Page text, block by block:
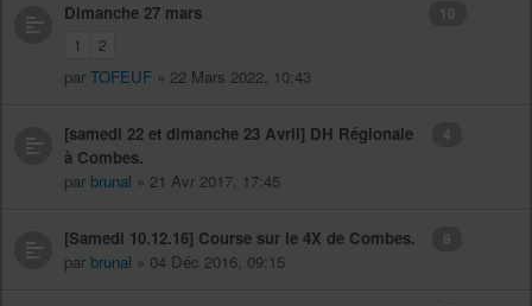
Dimanche 27 mars
1 2
par TOFEUF » 22 Mars 2022, 10:43
10
[samedi 22 et dimanche 23 Avril] DH Régionale
à Combes.
par brunal » 21 Avr 2017, 17:45
4
[Samedi 10.12.16] Course sur le 4X de Combes.
par brunal » 04 Déc 2016, 09:15
8